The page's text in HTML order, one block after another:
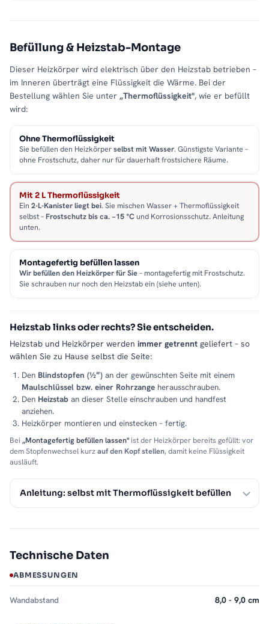
Befüllung & Heizstab-Montage
Dieser Heizkörper wird elektrisch über den Heizstab betrieben –
im Inneren überträgt eine Flüssigkeit die Wärme. Bei der
Bestellung wählen Sie unter „Thermoflüssigkeit", wie er befüllt
wird:
Ohne Thermoflüssigkeit
Sie befüllen den Heizkörperselbst mit Wasser. Günstigste Variante –
ohne Frostschutz, daher nur für dauerhaft frostsichere Räume.
Mit 2 L Thermoflüssigkeit
Ein 2-L-Kanister liegt bei. Sie mischen Wasser + Thermoflüssigkeit
selbst –Frostschutz bis ca. −15 °Cund Korrosionsschutz. Anleitung
unten.
Montagefertig befüllen lassen
Wir befüllen den Heizkörper für Sie– montagefertig mit Frostschutz.
Sie schrauben nur noch den Heizstab ein (siehe unten).
Heizstab links oder rechts? Sie entscheiden.
Heizstab und Heizkörper werden immer getrennt geliefert – so
wählen Sie zu Hause selbst die Seite:
Den Blindstopfen (½″) an der gewünschten Seite mit einem
Maulschlüssel bzw. einer Rohrzange herausschrauben.
Den Heizstab an dieser Stelle einschrauben und handfest
anziehen.
Heizkörper montieren und einstecken – fertig.
Bei „Montagefertig befüllen lassen"ist der Heizkörper bereits gefüllt: vor
dem Stopfenwechsel kurzauf den Kopf stellen, damit keine Flüssigkeit
ausläuft.
Anleitung: selbst mit Thermoflüssigkeit befüllen
Technische Daten
ABMESSUNGEN
Wandabstand 8,0 - 9,0 cm